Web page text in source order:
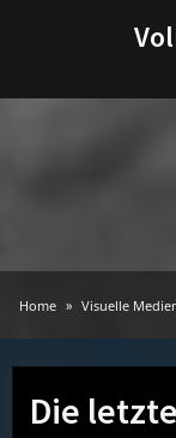
Home Visuelle
Die